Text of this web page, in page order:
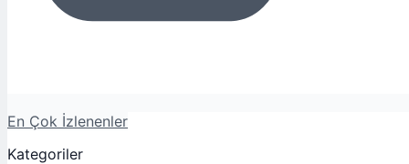
En Çok İzlenenler
Kategoriler